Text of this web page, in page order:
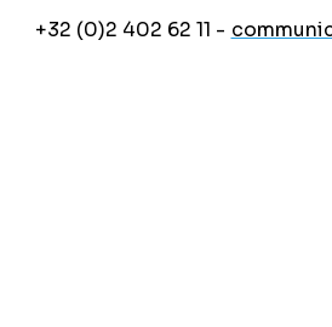
+32 (0)2 402 62 11 -